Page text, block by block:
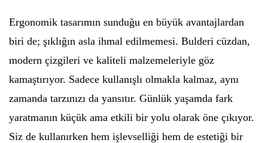
Ergonomik tasarımın sunduğu en büyük avantajlardan
biri de; şıklığın asla ihmal edilmemesi. Bulderi cüzdan,
modern çizgileri ve kaliteli malzemeleriyle göz
kamaştırıyor. Sadece kullanışlı olmakla kalmaz, aynı
zamanda tarzınızı da yansıtır. Günlük yaşamda fark
yaratmanın küçük ama etkili bir yolu olarak öne çıkıyor.
Siz de kullanırken hem işlevselliği hem de estetiği bir